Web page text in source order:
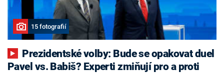
15 fotografií
Pavel vs. Babiš? Experti zmiňují pro a proti